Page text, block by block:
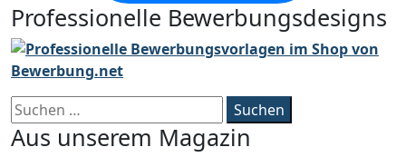
Professionelle Bewerbungsdesigns
Suchen
nach:
Aus unserem Magazin